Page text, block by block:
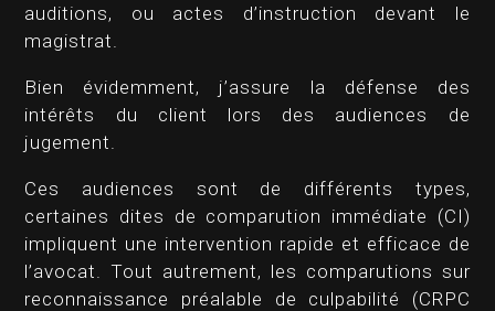
auditions, ou actes d’instruction devant le
magistrat.
Bien évidemment, j’assure la défense des
intérêts du client lors des audiences de
jugement.
Ces audiences sont de différents types,
certaines dites de comparution immédiate (CI)
impliquent une intervention rapide et efficace de
l’avocat. Tout autrement, les comparutions sur
reconnaissance préalable de culpabilité (CRPC